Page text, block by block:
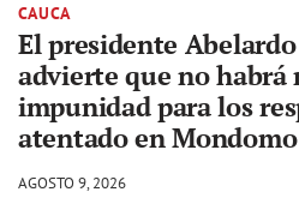
CAUCA
El presidente
advierte que no habrá
impunidad para los
atentado en Mondomo
AGOSTO 9, 2026